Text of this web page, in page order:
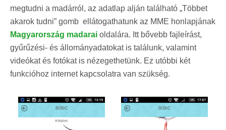
megtudni a madárról, az adatlap alján található „Többet
akarok tudni” gomb ellátogathatunk az MME honlapjának
Magyarország madarai oldalára. Itt bővebb fajleírást,
gyűrűzési- és állományadatokat is találunk, valamint
videókat és fotókat is nézegethetünk. Ez utóbbi két
funkcióhoz internet kapcsolatra van szükség.